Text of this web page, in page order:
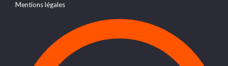
Mentions légales